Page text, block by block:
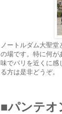
ノートルダム大聖
の場です。特に何が
味でパリを近くに感
る方は是非どうぞ。
■パンテオ